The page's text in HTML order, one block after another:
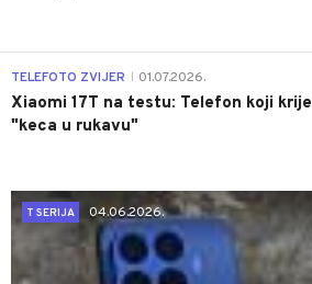
TELEFOTO ZVIJER 01.07.2026.
Xiaomi 17T na testu: Telefon koji krije
"keca u rukavu"
T SERIJA
04.06.2026.